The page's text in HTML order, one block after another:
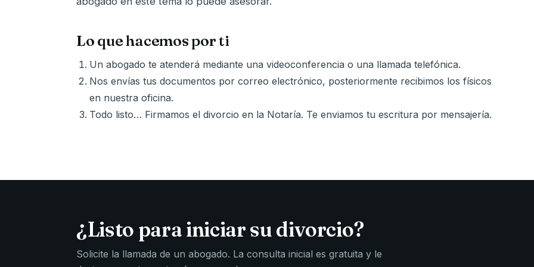
Lo que hacemos por ti
Un abogado te atenderá mediante una videoconferencia o una llamada telefónica.
Nos envías tus documentos por correo electrónico, posteriormente recibimos los físicos
en nuestra oficina.
Todo listo… Firmamos el divorcio en la Notaría. Te enviamos tu escritura por mensajería.
¿Listo para iniciar su divorcio?
Solicite la llamada de un abogado. La consulta inicial es gratuita y le